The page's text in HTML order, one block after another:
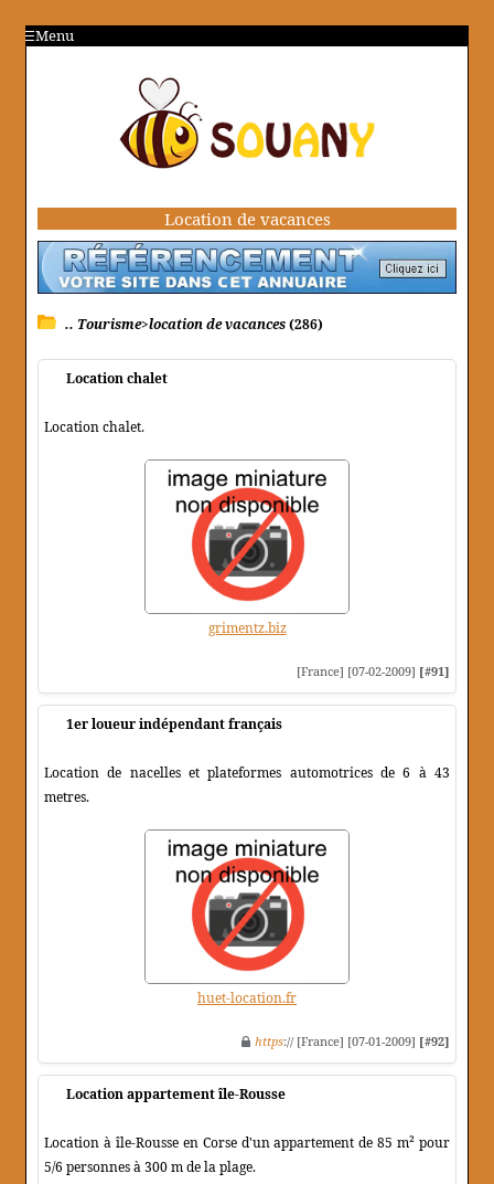
Menu
Location de vacances
.. Tourisme>location de vacances(286)
Location chalet
Location chalet.
grimentz.biz
[France] [07-02-2009] [#91]
1er loueur indépendant français
Location de nacelles et plateformes automotrices de 6 à 43
metres.
huet-location.fr
https:// [France] [07-01-2009] [#92]
Location appartement île-Rousse
Location à île-Rousse en Corse d'un appartement de 85 m² pour
5/6 personnes à 300 m de la plage.